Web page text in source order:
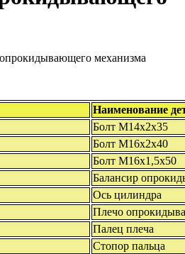
Наименование
Болт М14х2х35
Болт М16х2х40
Болт М16х1,5х50
Балансир
Ось цилиндра
Плечо
Палец плеча
Стопор пальца